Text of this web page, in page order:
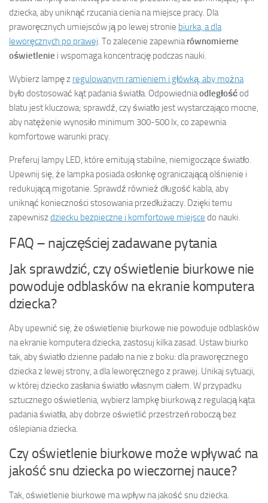
dziecka, aby uniknąć rzucania cienia na miejsce pracy. Dla
praworęcznych umiejsców ją po lewej stronie biurka, a dla
leworęcznych po prawej. To zalecenie zapewniarównomierne
oświetlenie i wspomaga koncentrację podczas nauki.
Wybierz lampę z regulowanym ramieniem i główką, aby można
było dostosować kąt padania światła. Odpowiedniaodległośćod
blatu jest kluczowa; sprawdź, czy światło jest wystarczająco mocne,
aby natężenie wynosiło minimum 300-500 lx, co zapewnia
komfortowe warunki pracy.
Preferuj lampy LED, które emitują stabilne, niemigoczące światło.
Upewnij się, że lampka posiada osłonkę ograniczającą olśnienie i
redukującą migotanie. Sprawdź również długość kabla, aby
uniknąć konieczności stosowania przedłużaczy. Dzięki temu
zapewniszdziecku bezpieczne i komfortowe miejsce do nauki.
FAQ – najczęściej zadawane pytania
Jak sprawdzić, czy oświetlenie biurkowe nie
powoduje odblasków na ekranie komputera
dziecka?
Aby upewnić się, że oświetlenie biurkowe nie powoduje odblasków
na ekranie komputera dziecka, zastosuj kilka zasad. Ustaw biurko
tak, aby światło dzienne padało na nie z boku: dla praworęcznego
dziecka z lewej strony, a dla leworęcznego z prawej. Unikaj sytuacji,
w której dziecko zasłania światło własnym ciałem. W przypadku
sztucznego oświetlenia, wybierz lampkę biurkową z regulacją kąta
padania światła, aby dobrze oświetlić przestrzeń roboczą bez
oślepiania dziecka.
Czy oświetlenie biurkowe może wpływać na
jakość snu dziecka po wieczornej nauce?
Tak, oświetlenie biurkowe ma wpływ na jakość snu dziecka.